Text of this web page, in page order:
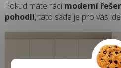
Pokud máte rádi moderní
pohodlí, tato sada je pro vás